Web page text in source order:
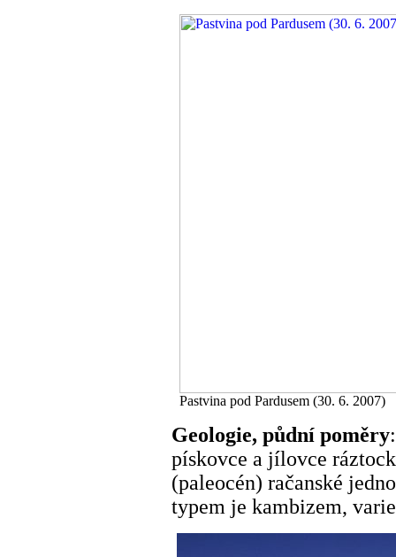
Pastvina pod Pardusem (30. 6. 2007)
Geologie, půdní poměry
pískovce a jílovce
(paleocén) račanské
typem je kambizem,